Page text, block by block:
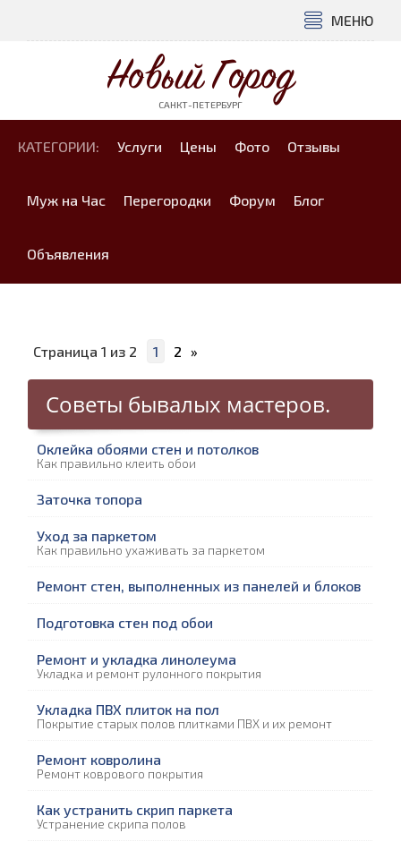
МЕНЮ
Новый Город
САНКТ-ПЕТЕРБУРГ
КАТЕГОРИИ: Услуги Цены Фото Отзывы
Муж на Час Перегородки Форум Блог
Объявления
Страница 1 из 2 1 2 »
Советы бывалых мастеров.
Оклейка обоями стен и потолков
Как правильно клеить обои
Заточка топора
Уход за паркетом
Как правильно ухаживать за паркетом
Ремонт стен, выполненных из панелей и блоков
Подготовка стен под обои
Ремонт и укладка линолеума
Укладка и ремонт рулонного покрытия
Укладка ПВХ плиток на пол
Покрытие старых полов плитками ПВХ и их ремонт
Ремонт ковролина
Ремонт коврового покрытия
Как устранить скрип паркета
Устранение скрипа полов